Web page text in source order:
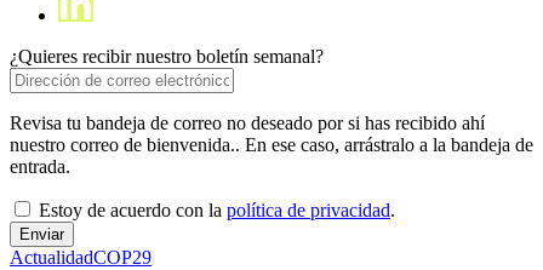
¿Quieres recibir nuestro boletín semanal?
Revisa tu bandeja de correo no deseado por si has recibido ahí
nuestro correo de bienvenida.. En ese caso, arrástralo a la bandeja de
entrada.
Estoy de acuerdo con la política de privacidad.
ActualidadCOP29